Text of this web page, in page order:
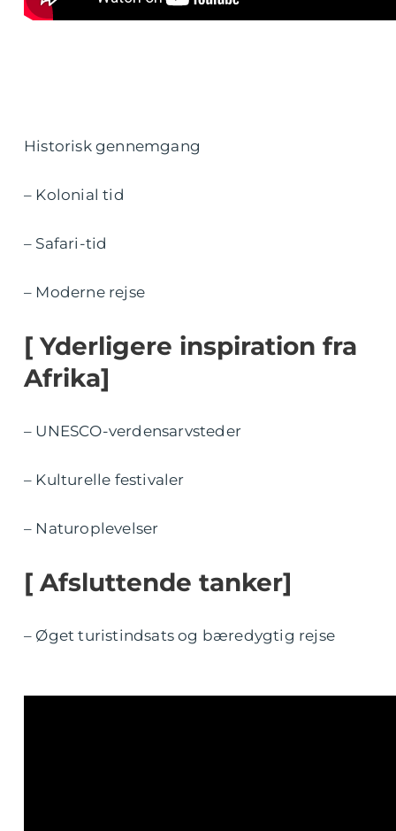
Historisk gennemgang
– Kolonial tid
– Safari-tid
– Moderne rejse
[ Yderligere inspiration fra
Afrika]
– UNESCO-verdensarvsteder
– Kulturelle festivaler
– Naturoplevelser
[ Afsluttende tanker]
– Øget turistindsats og bæredygtig rejse